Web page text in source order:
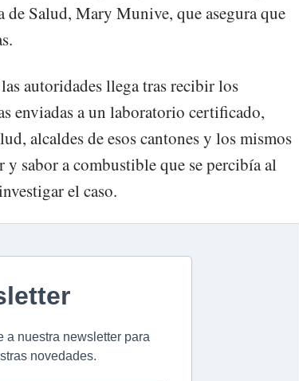
Salud, Mary Munive, que asegura que
autoridades llega tras recibir los
enviadas a un laboratorio certificado,
alcaldes de esos cantones y los mismos
y sabor a combustible que se percibía al
el caso.